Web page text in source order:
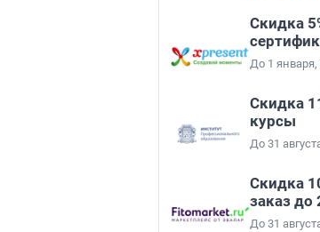
Скидка
До 1 января,
Скидка
курсы
До 31
Скидка
заказ до
До 31